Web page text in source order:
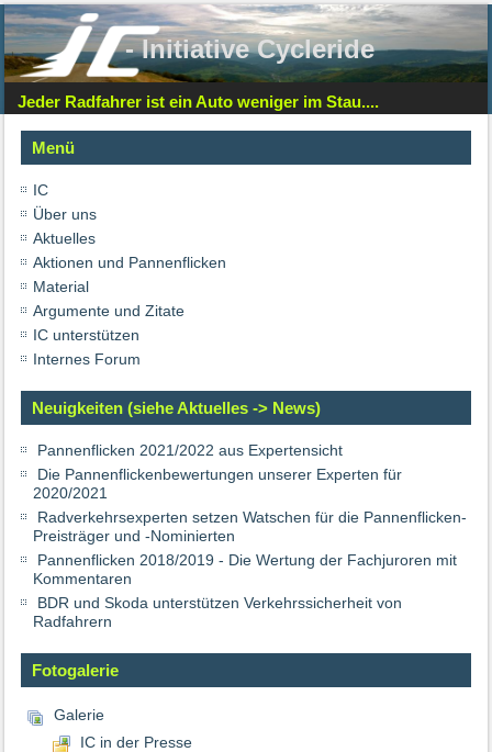
- Initiative Cycleride
Jeder Radfahrer ist ein Auto weniger im Stau....
Menü
IC
Über uns
Aktuelles
Aktionen und Pannenflicken
Material
Argumente und Zitate
IC unterstützen
Internes Forum
Neuigkeiten (siehe Aktuelles -> News)
Pannenflicken 2021/2022 aus Expertensicht
Die Pannenflickenbewertungen unserer Experten für
2020/2021
Radverkehrsexperten setzen Watschen für die Pannenflicken-
Preisträger und -Nominierten
Pannenflicken 2018/2019 - Die Wertung der Fachjuroren mit
Kommentaren
BDR und Skoda unterstützen Verkehrssicherheit von
Radfahrern
Fotogalerie
Galerie
IC in der Presse